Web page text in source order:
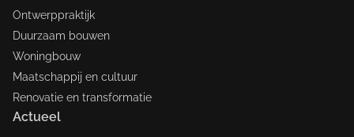
Ontwerppraktijk
Duurzaam bouwen
Woningbouw
Maatschappij en cultuur
Renovatie en transformatie
Actueel